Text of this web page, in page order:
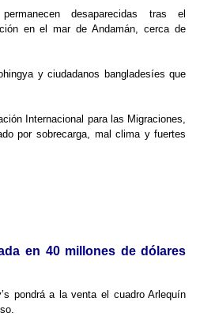
desaparecidas tras el
en el mar de Andamán, cerca de
y ciudadanos bangladesíes que
Internacional para las Migraciones,
por sobrecarga, mal clima y fuertes
en 40 millones de dólares
pondrá a la venta el cuadro Arlequín